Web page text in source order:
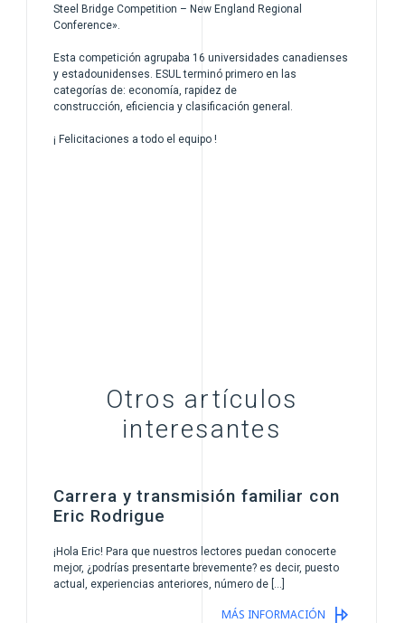
Steel Bridge Competition – New England Regional
Conference».
Esta competición agrupaba 16 universidades canadienses
y estadounidenses. ESUL terminó primero en las
categorías de: economía, rapidez de
construcción, eficiencia y clasificación general.
¡ Felicitaciones a todo el equipo !
Otros artículos
interesantes
Carrera y transmisión familiar con
Eric Rodrigue
¡Hola Eric! Para que nuestros lectores puedan conocerte
mejor, ¿podrías presentarte brevemente? es decir, puesto
actual, experiencias anteriores, número de […]
MÁS INFORMACIÓN